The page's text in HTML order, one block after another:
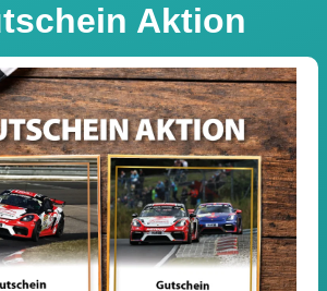
Sofort versandfertig, Lieferfrist 1-3
inkl. MwSt. zzgl.
in den Warenkorb
Aktion